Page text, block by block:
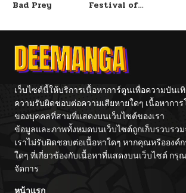
Bad Prey Festival of
เว็บไซต์นี้ให้บริการเนื้อหาการ์ตูนเพื่อความบันเ
ความรับผิดชอบต่อความเสียหายใดๆ เนื้อหากา
ของบุคคลที่สามที่แสดงบนเว็บไซต์ของเรา
ข้อมูลและภาพทั้งหมดบนเว็บไซต์ถูกเก็บรวบรวม
เราไม่รับผิดชอบต่อเนื้อหาใดๆ หากคุณหรืออง
ใดๆ ที่เกี่ยวข้องกับเนื้อหาที่แสดงบนเว็บไซต์ กรุ
จัดการ
หน้าแรก